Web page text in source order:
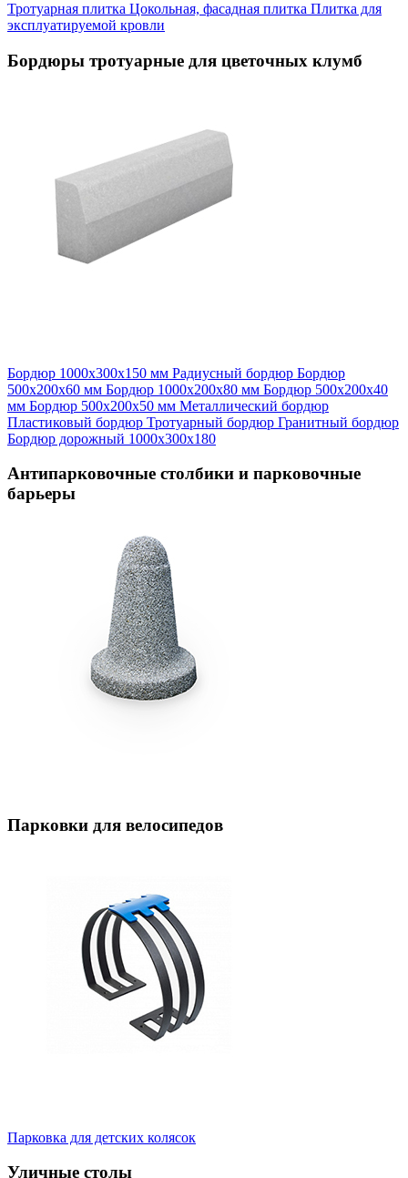
Тротуарная плитка Цокольная, фасадная плитка Плитка для
эксплуатируемой кровли
Бордюры тротуарные для цветочных клумб
Бордюр 1000х300х150 мм Радиусный бордюр Бордюр
500х200х60 мм Бордюр 1000х200х80 мм Бордюр 500х200х40
мм Бордюр 500х200х50 мм Металлический бордюр
Пластиковый бордюр Тротуарный бордюр Гранитный бордюр
Бордюр дорожный 1000х300х180
Антипарковочные столбики и парковочные
барьеры
Парковки для велосипедов
Парковка для детских колясок
Уличные столы